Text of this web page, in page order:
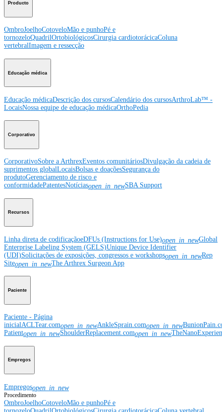
Producto
OmbroJoelhoCotoveloMão e punhoPé e
tornozeloQuadrilOrtobiológicosCirurgia cardiotorácicaColuna
vertebralImagem e ressecção
Educação médica
Educação médicaDescrição dos cursosCalendário dos cursosArthroLab™ -
LocaisNossa equipe de educação médicaOrthoPedia
Corporativo
CorporativoSobre a ArthrexEventos comunitáriosDivulgação da cadeia de
suprimentos globalLocaisBolsas e doaçõesSegurança do
produtoGerenciamento de risco e
conformidadePatentesNotíciasopen_in_newSBA Support
Recursos
Linha direta de codificaçãoeDFUs (Instructions for Use)open_in_newGlobal
Enterprise Labeling System (GELS)Unique Device Identifier
(UDI)Solicitações de exposições, congressos e workshopsopen_in_newRep
Siteopen_in_newThe Arthrex Surgeon App
Paciente
Paciente - Página
inicialACLTear.comopen_in_newAnkleSprain.comopen_in_new
Patientopen_in_newShoulderReplacement.comopen_in_new
Empregos
Empregosopen_in_new
Procedimento
OmbroJoelhoCotoveloMão e punhoPé e